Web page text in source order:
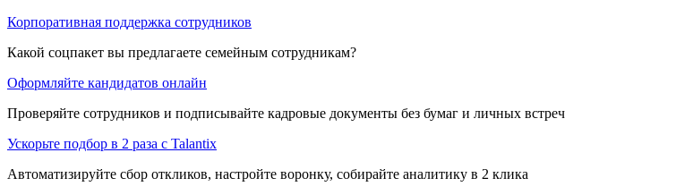
Корпоративная поддержка сотрудников
Какой соцпакет вы предлагаете семейным сотрудникам?
Оформляйте кандидатов онлайн
Проверяйте сотрудников и подписывайте кадровые документы без бумаг и личных встреч
Ускорьте подбор в 2 раза с Talantix
Автоматизируйте сбор откликов, настройте воронку, собирайте аналитику в 2 клика